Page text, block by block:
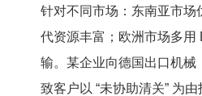
针对不同市场：东南亚市场
代资源丰富；欧洲市场多用
输。某企业向德国出口机械
致客户以 “未协助清关” 为由